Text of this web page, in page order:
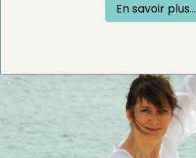
En savoir plus...